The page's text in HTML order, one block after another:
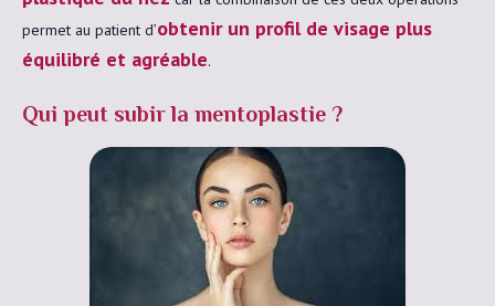
permet au patient d’obtenir un profil de visage plus
équilibré et agréable.
Qui peut subir la mentoplastie ?